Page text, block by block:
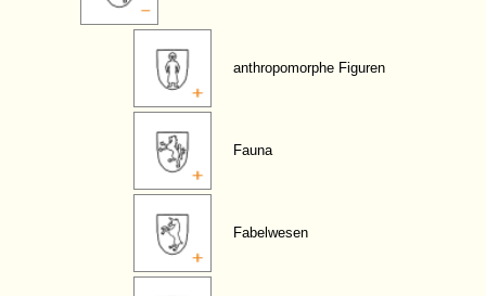
anthropomorphe Figuren
Fauna
Fabelwesen